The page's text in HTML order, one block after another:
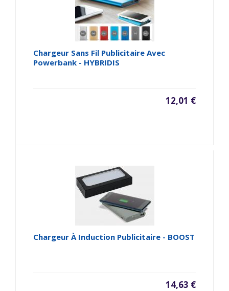
Chargeur Sans Fil Publicitaire Avec
Powerbank - HYBRIDIS
12,01 €
Chargeur À Induction Publicitaire - BOOST
14,63 €